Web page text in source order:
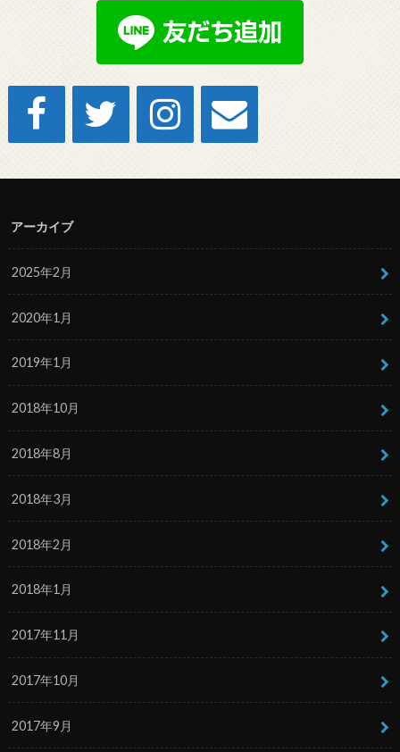
アーカイブ
2025年2月
2020年1月
2019年1月
2018年10月
2018年8月
2018年3月
2018年2月
2018年1月
2017年11月
2017年10月
2017年9月